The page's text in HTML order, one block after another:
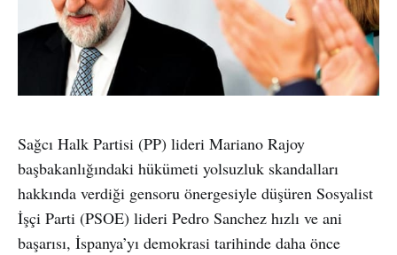
Sağcı Halk Partisi (PP) lideri Mariano Rajoy
başbakanlığındaki hükümeti yolsuzluk skandalları
hakkında verdiği gensoru önergesiyle düşüren Sosyalist
İşçi Parti (PSOE) lideri Pedro Sanchez hızlı ve ani
başarısı, İspanya’yı demokrasi tarihinde daha önce